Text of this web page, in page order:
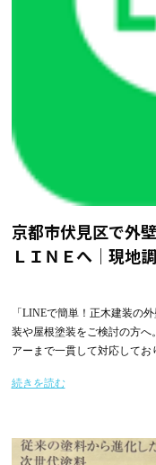
京都市伏見区で外
ＬＩＮＥへ｜現地
「LINEで簡単！正木建装の
装や屋根塗装をご検討の方
アーまで一貫して対応して
続きを読む